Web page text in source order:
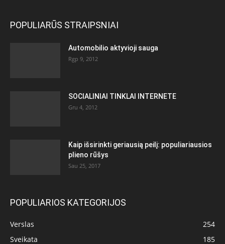
POPULIARŪS STRAIPSNIAI
Automobilio aktyvioji sauga
Rgp 9, 2012
SOCIALINIAI TINKLAI INTERNETE
Gru 4, 2012
Kaip išsirinkti geriausią peilį: populiariausios
plieno rūšys
Sau 25, 2017
POPULIARIOS KATEGORIJOS
Verslas
254
Sveikata
185